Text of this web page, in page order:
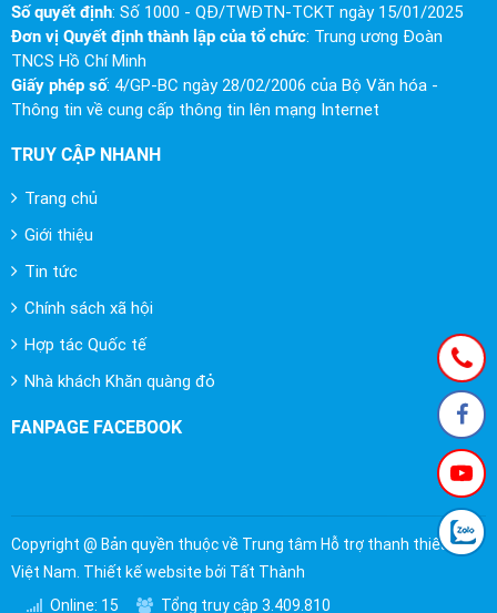
Số quyết định: Số 1000 - QĐ/TWĐTN-TCKT ngày 15/01/2025
Đơn vị Quyết định thành lập của tổ chức: Trung ương Đoàn
TNCS Hồ Chí Minh
Giấy phép số: 4/GP-BC ngày 28/02/2006 của Bộ Văn hóa -
Thông tin về cung cấp thông tin lên mạng Internet
TRUY CẬP NHANH
Trang chủ
Giới thiệu
Tin tức
Chính sách xã hội
Hợp tác Quốc tế
Nhà khách Khăn quàng đỏ
FANPAGE FACEBOOK
Copyright @ Bản quyền thuộc về Trung tâm Hỗ trợ thanh thiếu nhi
Việt Nam. Thiết kế website bởi Tất Thành
Online: 15
Tổng truy cập 3.409.810